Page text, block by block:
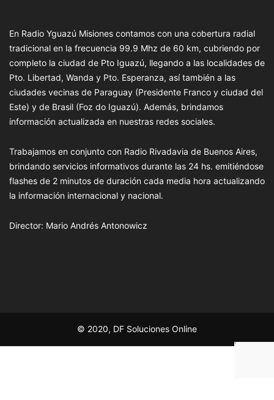
En Radio Yguazú Misiones contamos con una cobertura radial
tradicional en la frecuencia 99.9 Mhz de 60 km, cubriendo por
completo la ciudad de Pto Iguazú, llegando a las localidades de
Pto. Libertad, Wanda y Pto. Esperanza, así también a las
ciudades vecinas de Paraguay (Presidente Franco y ciudad del
Este) y de Brasil (Foz do Iguazú). Además, brindamos
información actualizada en nuestras redes sociales.
Trabajamos en conjunto con Radio Rivadavia de Buenos Aires,
brindando servicios informativos durante las 24 hs. emitiéndose
flashes de 2 minutos de duración cada media hora actualizando
la información internacional y nacional.
Director: Mario Andrés Antonowicz
© 2020, DF Soluciones Online